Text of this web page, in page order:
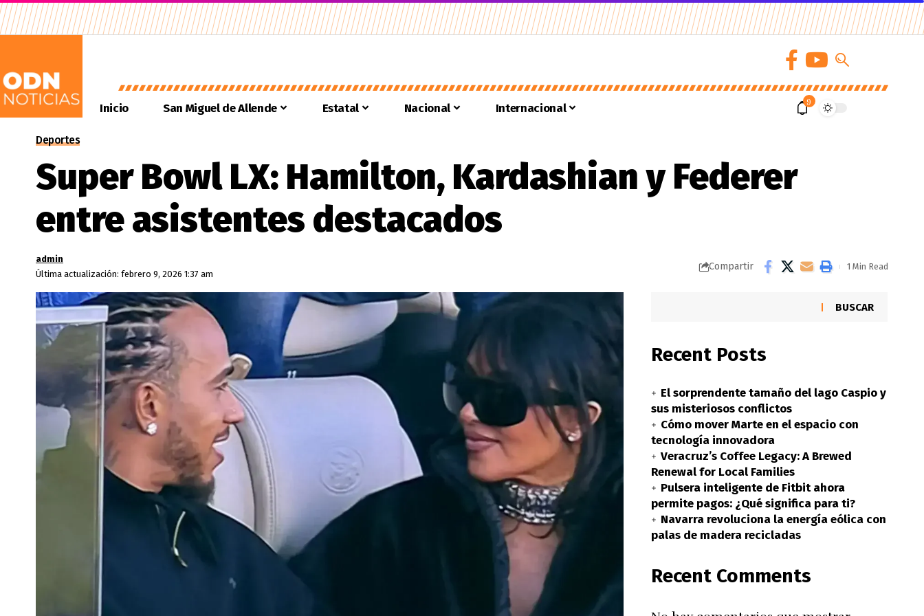
Inicio San Miguel de Allende Estatal Nacional Internacional 9
Deportes
Super Bowl LX: Hamilton, Kardashian y Federer
entre asistentes destacados
Última actualización: febrero 9, 2026 1:37 am
admin
Compartir 1 Min Read
BUSCAR
Recent Posts
El sorprendente tamaño del lago Caspio y
sus misteriosos conflictos
Cómo mover Marte en el espacio con
tecnología innovadora
Veracruz’s Coffee Legacy: A Brewed
Renewal for Local Families
Pulsera inteligente de Fitbit ahora
permite pagos: ¿Qué significa para ti?
Navarra revoluciona la energía eólica con
palas de madera recicladas
Recent Comments